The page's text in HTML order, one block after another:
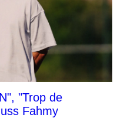
"Trop de
Fahmy